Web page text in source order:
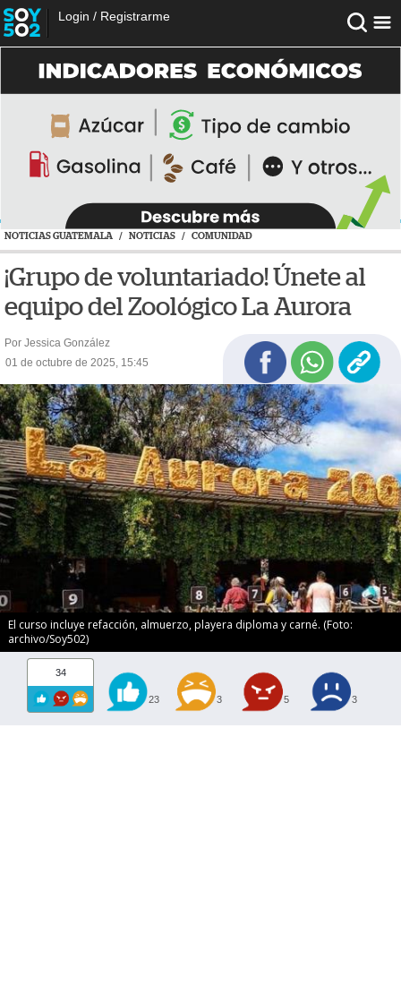
Login / Registrarme
NOTICIAS GUATEMALA / NOTICIAS / COMUNIDAD
¡Grupo de voluntariado! Únete al
equipo del Zoológico La Aurora
Por Jessica González
01 de octubre de 2025, 15:45
El curso incluye refacción, almuerzo, playera diploma y carné. (Foto:
archivo/Soy502)
34
23 3 5 3